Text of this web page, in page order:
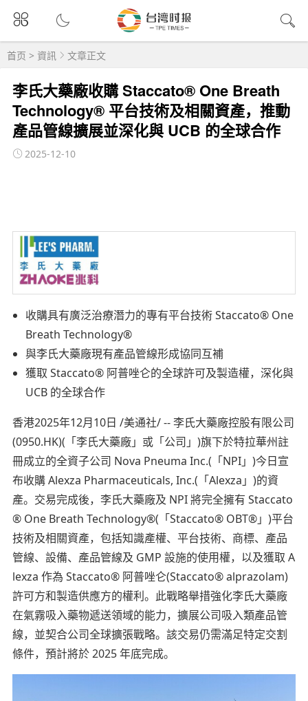
首页 > 資訊 文章正文
李氏大藥廠收購 Staccato® One Breath
Technology® 平台技術及相關資產，推動
產品管線擴展並深化與 UCB 的全球合作
2025-12-10
收購具有廣泛治療潛力的專有平台技術 Staccato® One
Breath Technology®
與李氏大藥廠現有產品管線形成協同互補
獲取 Staccato® 阿普唑仑的全球許可及製造權，深化與
UCB 的全球合作
香港2025年12月10日 /美通社/ -- 李氏大藥廠控股有限公司
(0950.HK)(「李氏大藥廠」或「公司」)旗下於特拉華州註
冊成立的全資子公司 Nova Pneuma Inc.(「NPI」)今日宣
布收購 Alexza Pharmaceuticals, Inc.(「Alexza」)的資
產。交易完成後，李氏大藥廠及 NPI 將完全擁有 Staccato
® One Breath Technology®(「Staccato® OBT®」)平台
技術及相關資產，包括知識產權、平台技術、商標、產品
管線、設備、產品管線及 GMP 設施的使用權，以及獲取 A
lexza 作為 Staccato® 阿普唑仑(Staccato® alprazolam)
許可方和製造供應方的權利。此戰略舉措強化李氏大藥廠
在氣霧吸入藥物遞送領域的能力，擴展公司吸入類產品管
線，並契合公司全球擴張戰略。該交易仍需滿足特定交割
條件，預計將於 2025 年底完成。